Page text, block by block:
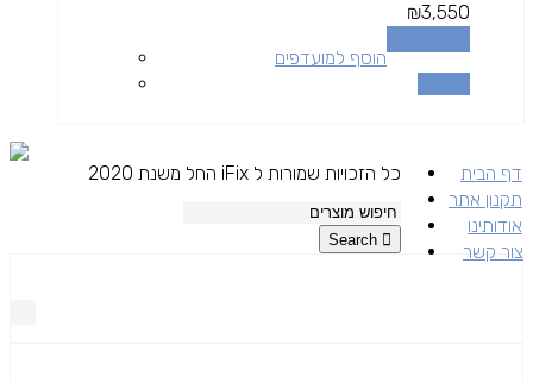
₪3,550
הוסף למועדפים
דף הבית
תקנון אתר
אודותינו
צור קשר
כל הזכויות שמורות ל iFix החל משנת 2020
Search